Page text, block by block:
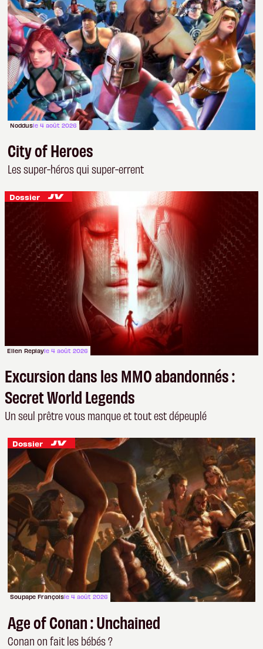
Noddusle 4 août 2026
City of Heroes
Les super-héros qui super-errent
Dossier
Ellen Replayle 4 août 2026
Excursion dans les MMO abandonnés :
Secret World Legends
Un seul prêtre vous manque et tout est dépeuplé
Dossier
Soupape Françoisle 4 août 2026
Age of Conan : Unchained
Conan on fait les bébés ?